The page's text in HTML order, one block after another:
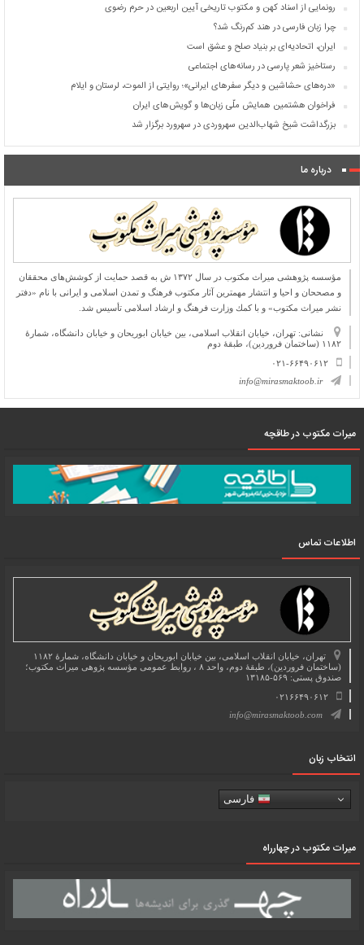
رونمایی از اسناد کهن و مکتوب تاریخی آیین اربعین در حرم رضوی
چرا زبان فارسی در هند کم‌رنگ شد؟
ایران، اتحادیه‌ای بر بنیاد صلح و عشق است
رستاخیز شعر پارسی در رسانه‌های اجتماعی
«دره‌های حشاشین و دیگر سفرهای ایرانی»؛ روایتی از الموت، لرستان و ایلام
فراخوان هشتمین همایش ملّی زبان‌ها و گویش‌های ایران
بزرگداشت شیخ شهاب‌الدین سهروردی در سهرورد برگزار شد
درباره ما
مؤسسه پژوهشی میراث مكتوب در سال ۱۳۷۲ ش به قصد حمایت از كوشش‌های محققان
و مصححان و احیا و انتشار مهمترین آثار مكتوب فرهنگ و تمدن اسلامی و ایرانی با نام «دفتر
نشر میراث مكتوب» و با كمك وزارت فرهنگ و ارشاد اسلامی تأسیس شد.
نشانی: تهران، خیابان انقلاب اسلامی، بین خیابان ابوریحان و خیابان دانشگاه، شمارۀ
۱۱۸۲ (ساختمان فروردین)، طبقۀ دوم
۰۲۱-۶۶۴۹۰۶۱۲
info@mirasmaktoob.ir
میرات مکتوب در طاقچه
اطلاعات تماس
تهران، خیابان انقلاب اسلامی، بین خیابان ابوریحان و خیابان دانشگاه، شمارۀ ۱۱۸۲
(ساختمان فروردین)، طبقۀ دوم، واحد ۸ ، روابط عمومی مؤسسه پژوهی میراث مکتوب؛
صندوق پستی: ۵۶۹-۱۳۱۸۵
۰۲۱۶۶۴۹۰۶۱۲
info@mirasmaktoob.com
انتخاب زبان
فارسی
میرات مکتوب در چهارراه